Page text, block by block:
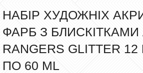
НАБІР ХУДОЖНІХ
ФАРБ З БЛИСКІТКАМИ
RANGERS GLITTER
ПО 60 ML